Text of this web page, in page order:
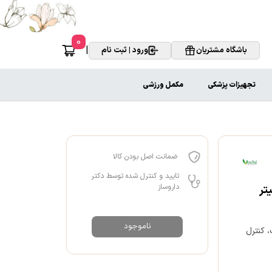
باشگاه مشتریان ورود | ثبت نام |
0
تجهیزات پزشکی مکمل ورزشی
کنترل
ضمانت اصل بودن کالا
تایید و کنترل شده توسط دکتر
داروساز
ناموجود